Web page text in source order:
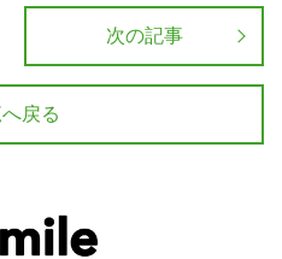
次の記事
戻る